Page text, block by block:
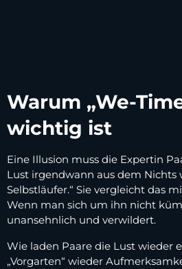
Warum „We-
wichtig ist
Eine Illusion muss die Expertin
Lust irgendwann aus dem
Selbstläufer.“ Sie vergleicht das
Wenn man sich um ihn nicht
unansehnlich und verwildert.
Wie laden Paare die Lust wieder
„Vorgarten“ wieder